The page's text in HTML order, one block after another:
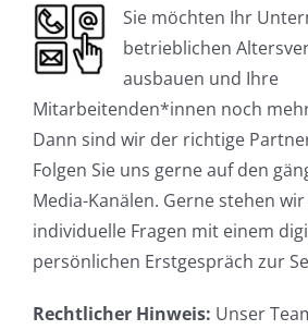
Sie möchten Ihr
betrieblichen
ausbauen und Ihre
Mitarbeitenden*innen noch
Dann sind wir der richtige
Folgen Sie uns gerne auf den
Media-Kanälen. Gerne stehen
individuelle Fragen mit einem
persönlichen Erstgespräch zur
Rechtlicher Hinweis: Unser